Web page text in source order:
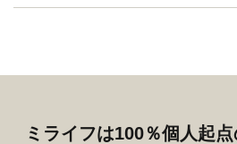
ミライフは100％個人起